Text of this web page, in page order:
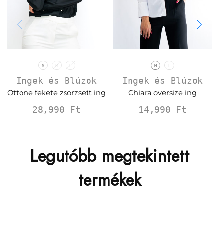
S M L
Ingek és Blúzok
Ottone fekete zsorzsett ing
28,990 Ft
M L
Ingek és Blúzok
Chiara oversize ing
14,990 Ft
Legutóbb megtekintett
termékek